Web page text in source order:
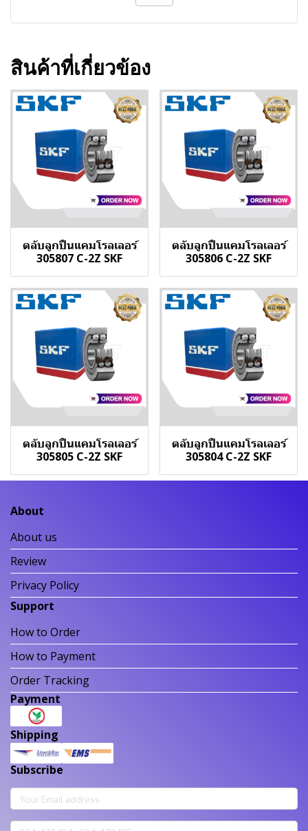
สินค้าที่เกี่ยวข้อง
ตลับลูกปืนแคมโรลเลอร์
305807 C-2Z SKF
ตลับลูกปืนแคมโรลเลอร์
305806 C-2Z SKF
ตลับลูกปืนแคมโรลเลอร์
305805 C-2Z SKF
ตลับลูกปืนแคมโรลเลอร์
305804 C-2Z SKF
About
About us
Review
Privacy Policy
Support
How to Order
How to Payment
Order Tracking
Payment
Shipping
Subscribe